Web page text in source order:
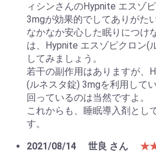
ィシンさんのHypnite エスゾ
3mgが効果的でしてありがた
なかなか安心した眠りにつけ
は、Hypnite エスゾピクロン(
してみましょう。
若干の副作用はありますが、
(ルネスタ錠) 3mgを利用して
回っているのは当然ですよ。
これからも、睡眠導入剤とし
す。
2021/08/14
世良 さん